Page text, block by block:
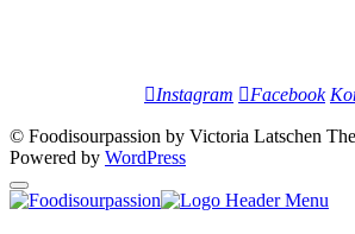
Instagram Facebook
© Foodisourpassion by Victoria Latschen
Powered by WordPress